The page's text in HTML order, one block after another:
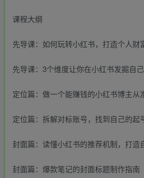
课程大纲
先导课：如何玩转小红书，打造个人财
先导课：3个维度让你在小红书发掘自
定位篇：做一个能赚钱的小红书博主从
定位篇：拆解对标账号，找到自己的起
封面篇：读懂小红书的推荐机制，打造
封面篇：爆款笔记的封面标题制作指南